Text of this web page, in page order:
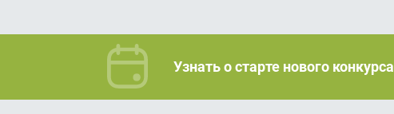
Узнать о старте нового конкурса